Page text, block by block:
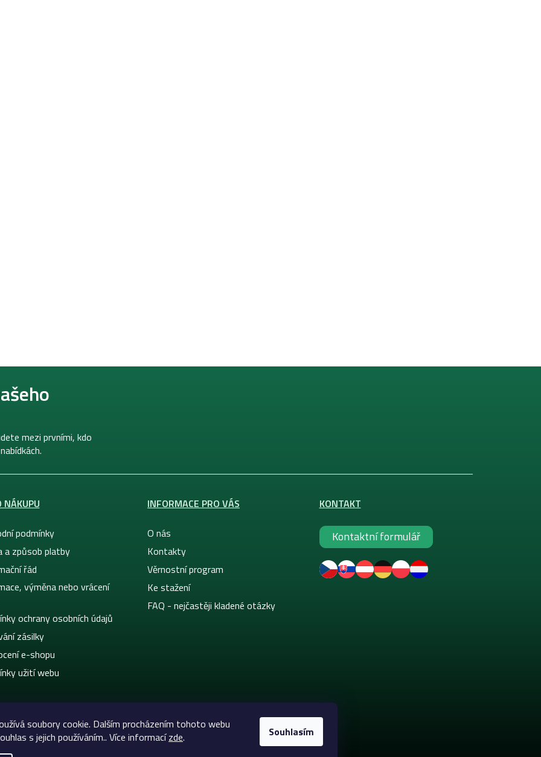
soubory cookie. Dalším procházením tohoto webu
s jejich používáním.. Více informacízde. Souhlasím
mezi prvními, kdo
NÁKUPU
podmínky
a způsob platby
řád
výměna nebo vrácení
ochrany osobních údajů
zásilky
e-shopu
užití webu
INFORMACE PRO VÁS
O nás
Kontakty
Věrnostní program
Ke stažení
FAQ - nejčastěji kladené otázky
KONTAKT
Kontaktní formulář